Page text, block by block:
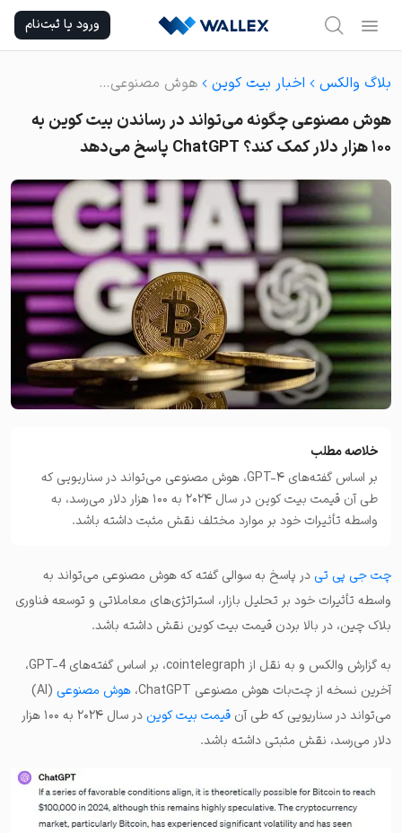
content
ورود یا ثبت‌نام
بلاگ والکس اخبار بیت کوین هوش مصنوعی چگونه می‌تواند در رساندن بیت کوین به ۱۰۰ هزار دلار کمک کند؟ ChatGPT پاسخ می‌دهد
هوش مصنوعی چگونه می‌تواند در رساندن بیت کوین به
۱۰۰ هزار دلار کمک کند؟ ChatGPT پاسخ می‌دهد
خلاصه مطلب
بر اساس گفته‌های GPT-4، هوش مصنوعی می‌تواند در سناریویی که
طی آن قیمت بیت کوین در سال ۲۰۲۴ به ۱۰۰ هزار دلار می‌رسد، به
واسطه تأثیرات خود بر موارد مختلف نقش مثبت داشته باشد.
چت جی پی تیدر پاسخ به سوالی گفته که هوش مصنوعی می‌تواند به
واسطه تأثیرات خود بر تحلیل بازار، استراتژی‌های معاملاتی و توسعه فناوری
بلاک چین، در بالا بردن قیمت بیت کوین نقش داشته باشد.
به گزارش والکس و به نقل از cointelegraph، بر اساس گفته‌های GPT-4،
آخرین نسخه از چت‌بات هوش مصنوعی ChatGPT،
هوش مصنوعی
(AI)
می‌تواند در سناریویی که طی آن قیمت بیت کوین
در سال ۲۰۲۴ به ۱۰۰ هزار
دلار می‌رسد، نقش مثبتی داشته باشد.